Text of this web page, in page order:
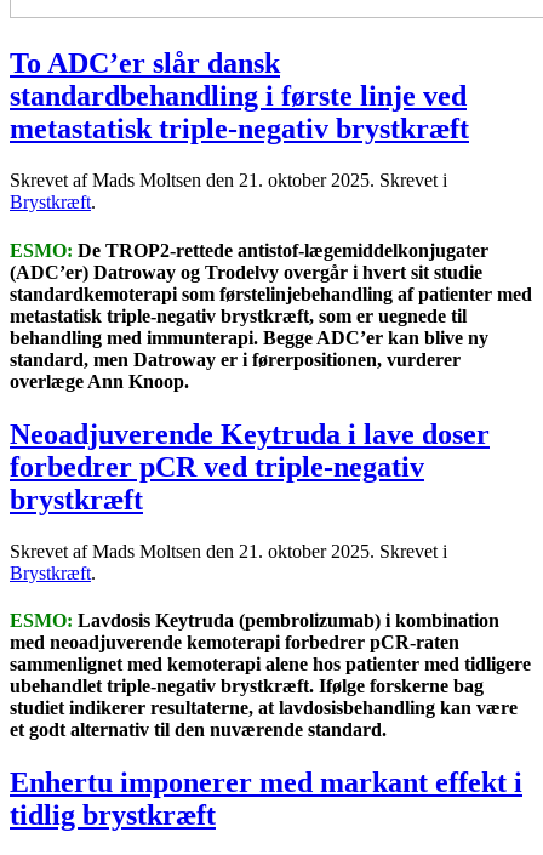
To ADC’er slår dansk
standardbehandling i første linje ved
metastatisk triple-negativ brystkræft
Skrevet af Mads Moltsen den 21. oktober 2025. Skrevet i
Brystkræft.
ESMO: De TROP2-rettede antistof-lægemiddelkonjugater
(ADC’er) Datroway og Trodelvy overgår i hvert sit studie
standardkemoterapi som førstelinjebehandling af patienter med
metastatisk triple-negativ brystkræft, som er uegnede til
behandling med immunterapi. Begge ADC’er kan blive ny
standard, men Datroway er i førerpositionen, vurderer
overlæge Ann Knoop.
Neoadjuverende Keytruda i lave doser
forbedrer pCR ved triple-negativ
brystkræft
Skrevet af Mads Moltsen den 21. oktober 2025. Skrevet i
Brystkræft.
ESMO: Lavdosis Keytruda (pembrolizumab) i kombination
med neoadjuverende kemoterapi forbedrer pCR-raten
sammenlignet med kemoterapi alene hos patienter med tidligere
ubehandlet triple-negativ brystkræft. Ifølge forskerne bag
studiet indikerer resultaterne, at lavdosisbehandling kan være
et godt alternativ til den nuværende standard.
Enhertu imponerer med markant effekt i
tidlig brystkræft